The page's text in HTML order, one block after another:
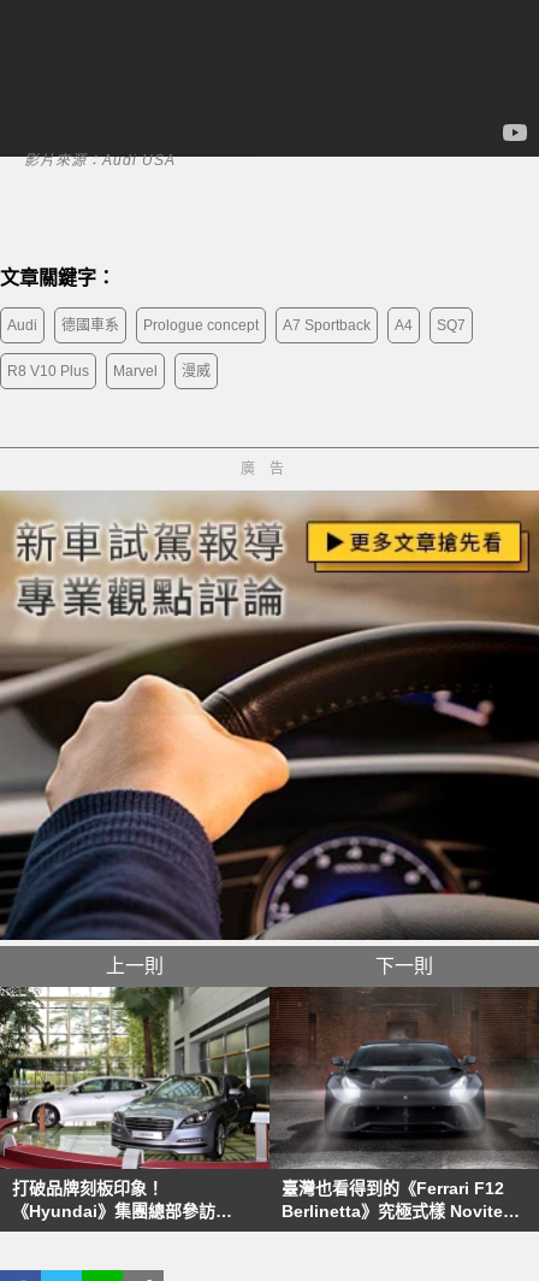
影片來源：Audi USA
文章關鍵字：
Audi 德國車系 Prologue concept A7 Sportback A4 SQ7
R8 V10 Plus Marvel 漫威
廣告
上一則
打破品牌刻板印象！
《Hyundai》集團總部參訪
Part.1韓國篇！
下一則
臺灣也看得到的《Ferrari F12
Berlinetta》究極式樣 Novitec
Rosso操刀F12 N-Largo S更顯